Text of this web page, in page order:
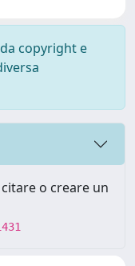
copyright e
o creare un